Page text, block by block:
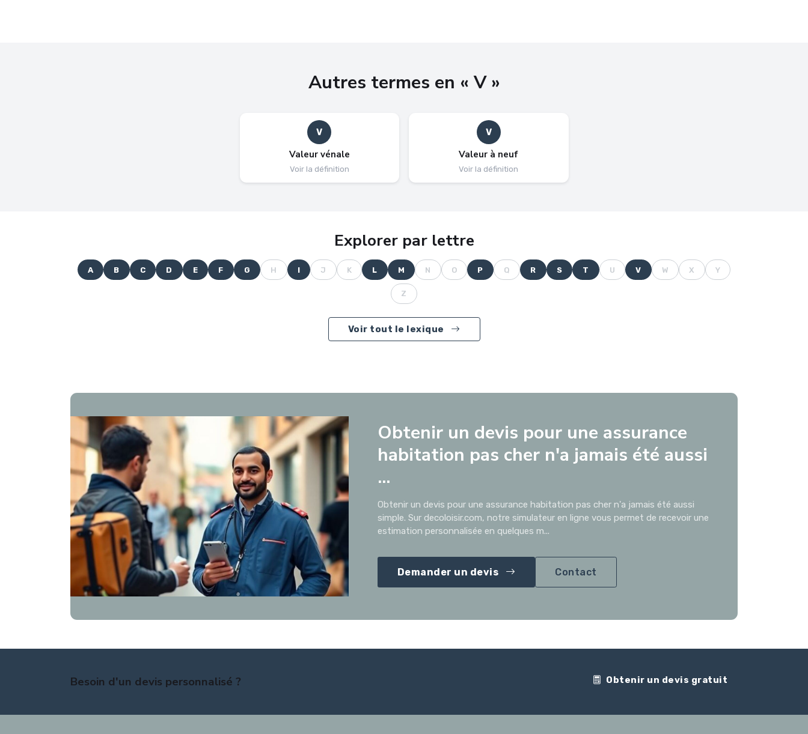
Autres termes en « V »
V
Valeur vénale
Voir la définition
V
Valeur à neuf
Voir la définition
Explorer par lettre
A B C D E F G H I J K L M N O P Q R S T U V W X Y
Z
Voir tout le lexique
Obtenir un devis pour une assurance
habitation pas cher n'a jamais été aussi
...
Obtenir un devis pour une assurance habitation pas cher n'a jamais été aussi
simple. Sur decoloisir.com, notre simulateur en ligne vous permet de recevoir une
estimation personnalisée en quelques m...
Demander un devis Contact
Besoin d'un devis personnalisé ? Obtenir un devis gratuit